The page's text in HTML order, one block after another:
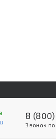
8 (800)
Звонок